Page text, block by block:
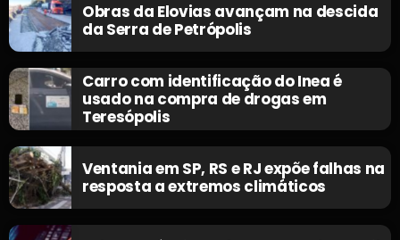
Obras da Elovias avançam na descida
da Serra de Petrópolis
Carro com identificação do Inea é
usado na compra de drogas em
Teresópolis
Ventania em SP, RS e RJ expõe falhas na
resposta a extremos climáticos